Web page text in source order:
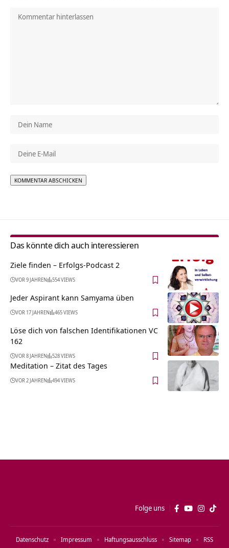
Das könnte dich auch interessieren
Ziele finden – Erfolgs-Podcast 2
VOR 9 JAHREN 554 VIEWS
Jeder Aspirant kann Samyama üben
VOR 17 JAHREN 465 VIEWS
Löse dich von falschen Identifikationen VC
162
VOR 8 JAHREN 528 VIEWS
Meditation – Zitat des Tages
VOR 2 JAHREN 494 VIEWS
Folge uns
Datenschutz Impressum Haftungsausschluss Sitemap RSS